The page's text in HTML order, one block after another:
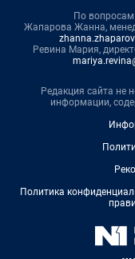
По вопросам
Жапарова Жанна,
Ревина Мария,
Редакция сайта не
информации,
Политика